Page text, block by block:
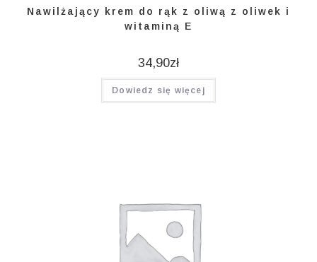
Nawilżający krem do rąk z oliwą z oliwek i
witaminą E
34,90zł
Dowiedz się więcej